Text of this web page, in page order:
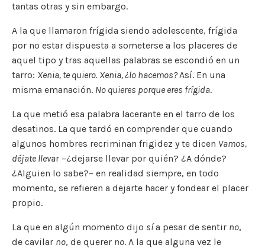
tantas otras y sin embargo.
A la que llamaron frígida siendo adolescente, frígida
por no estar dispuesta a someterse a los placeres de
aquel tipo y tras aquellas palabras se escondió en un
tarro: Xenia, te quiero. Xenia, ¿lo hacemos?Así. En una
misma emanación. No quieres porque eres frígida.
La que metió esa palabra lacerante en el tarro de los
desatinos. La que tardó en comprender que cuando
algunos hombres recriminan frigidez y te dicen Vamos,
déjate llevar –¿dejarse llevar por quién? ¿A dónde?
¿Alguien lo sabe?– en realidad siempre, en todo
momento, se refieren a dejarte hacer y fondear el placer
propio.
La que en algún momento dijo sía pesar de sentir no,
de cavilar no, de querer no. A la que alguna vez le